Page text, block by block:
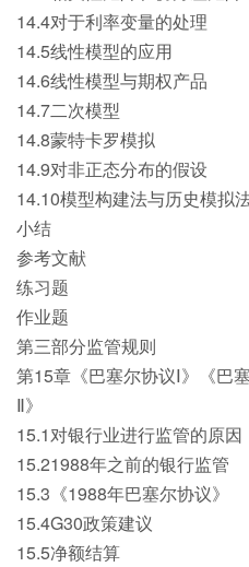
14.4对于利率变量的处理
14.5线性模型的应用
14.6线性模型与期权产品
14.7二次模型
14.8蒙特卡罗模拟
14.9对非正态分布的假设
14.10模型构建法与历史模拟
小结
参考文献
练习题
作业题
第三部分监管规则
第15章《巴塞尔协议Ⅰ》《巴
Ⅱ》
15.1对银行业进行监管的原因
15.21988年之前的银行监管
15.3《1988年巴塞尔协议》
15.4G30政策建议
15.5净额结算